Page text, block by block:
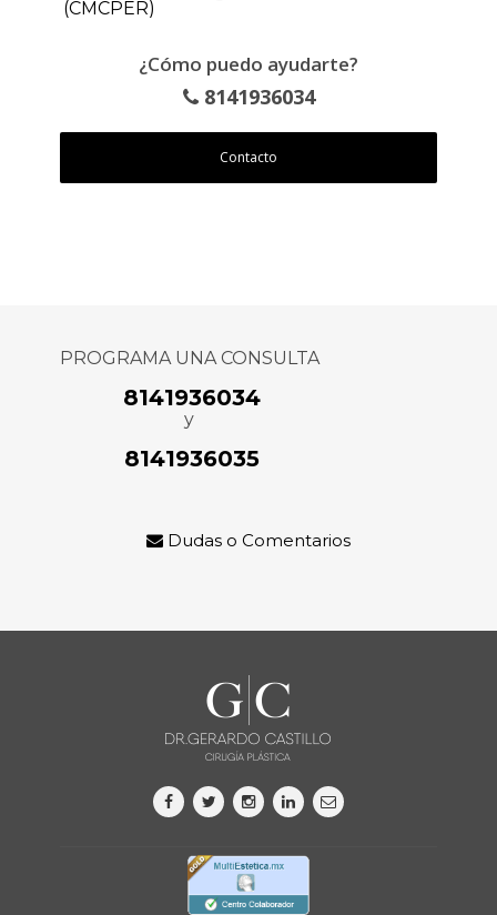
(CMCPER)
¿Cómo puedo ayudarte?
8141936034
Contacto
PROGRAMA UNA CONSULTA
8141936034
y
8141936035
Dudas o Comentarios